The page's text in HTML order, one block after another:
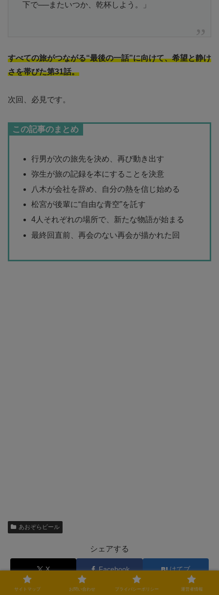
下で──またいつか、乾杯しよう。」
すべての旅がつながる“最後の一話”に向けて、希望と静け
さを帯びた第31話。
次回、必見です。
この記事のまとめ
行男が次の旅先を決め、再び動き出す
弥生が旅の記録を本にすることを決意
八木が会社を辞め、自分の熱を信じ始める
松宮が後輩に“自由な青空”を託す
4人それぞれの場所で、新たな物語が始まる
最終回直前、再会のない再会が描かれた回
あおぞらビール
シェアする
X Facebook はてブ
Pocket LINE コピー
サイトマップ お問い合わせ プライバシーポリシー 運営者情報